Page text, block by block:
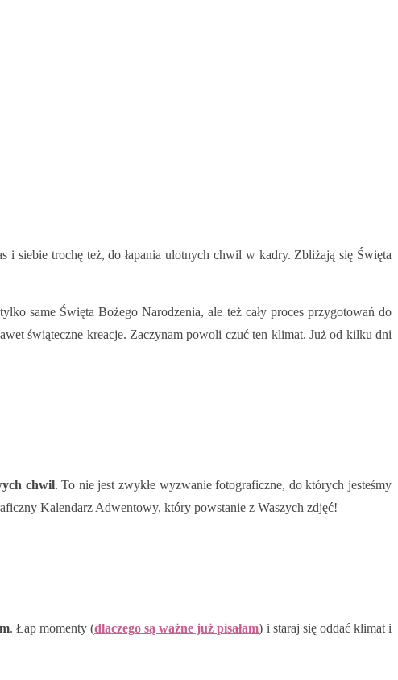
i siebie trochę też, do łapania ulotnych chwil w kadry. Zbliżają się Święta
same Święta Bożego Narodzenia, ale też cały proces przygotowań do
świąteczne kreacje. Zaczynam powoli czuć ten klimat. Już od kilku dni
chwil. To nie jest zwykłe wyzwanie fotograficzne, do których jesteśmy
Kalendarz Adwentowy, który powstanie z Waszych zdjęć!
. Łap momenty (dlaczego są ważne już pisałam) i staraj się oddać klimat i